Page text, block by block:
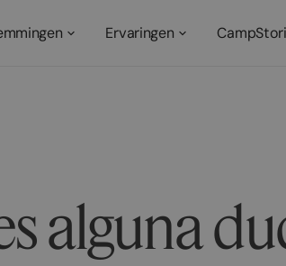
Ervaringen
alguna